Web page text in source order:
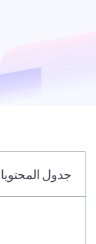
جدول المحتويات